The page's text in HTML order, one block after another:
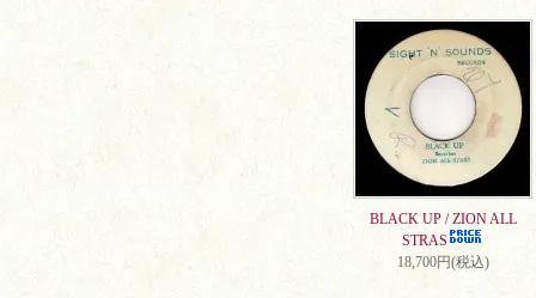
BLACK UP / ZION ALL
STRAS
18,700円(税込)